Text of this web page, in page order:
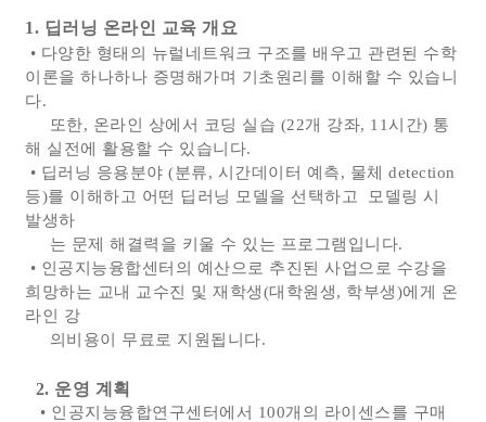
1. 딥러닝 온라인 교육 개요
• 다양한 형태의 뉴럴네트워크 구조를 배우고 관련된 수학
이론을 하나하나 증명해가며 기초원리를 이해할 수 있습니
다.
또한, 온라인 상에서 코딩 실습 (22개 강좌, 11시간) 통
해 실전에 활용할 수 있습니다.
• 딥러닝 응용분야 (분류, 시간데이터 예측, 물체 detection
등)를 이해하고 어떤 딥러닝 모델을 선택하고 모델링 시
발생하
는 문제 해결력을 키울 수 있는 프로그램입니다.
• 인공지능융합센터의 예산으로 추진된 사업으로 수강을
희망하는 교내 교수진 및 재학생(대학원생, 학부생)에게 온
라인 강
의비용이 무료로 지 원 됩니다.
2. 운영 계획
• 인공지능융합연구센터에서 100개의 라이센스를 구매